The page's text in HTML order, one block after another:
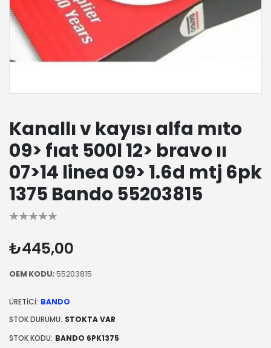
Kanallı v kayısı alfa mıto
09> fıat 500l 12> bravo ıı
07>14 linea 09> 1.6d mtj 6pk
1375 Bando 55203815
₺445,00
OEM KODU:55203815
ÜRETICI: BANDO
STOK DURUMU: STOKTA VAR
STOK KODU: BANDO 6PK1375